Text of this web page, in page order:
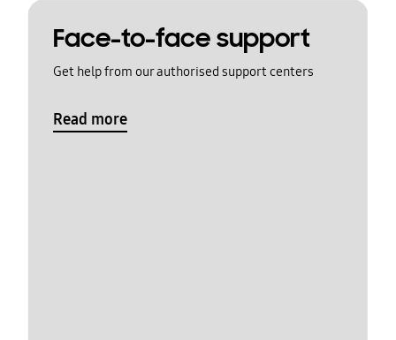
Face-to-face support
Get help from our authorised support centers
Read more